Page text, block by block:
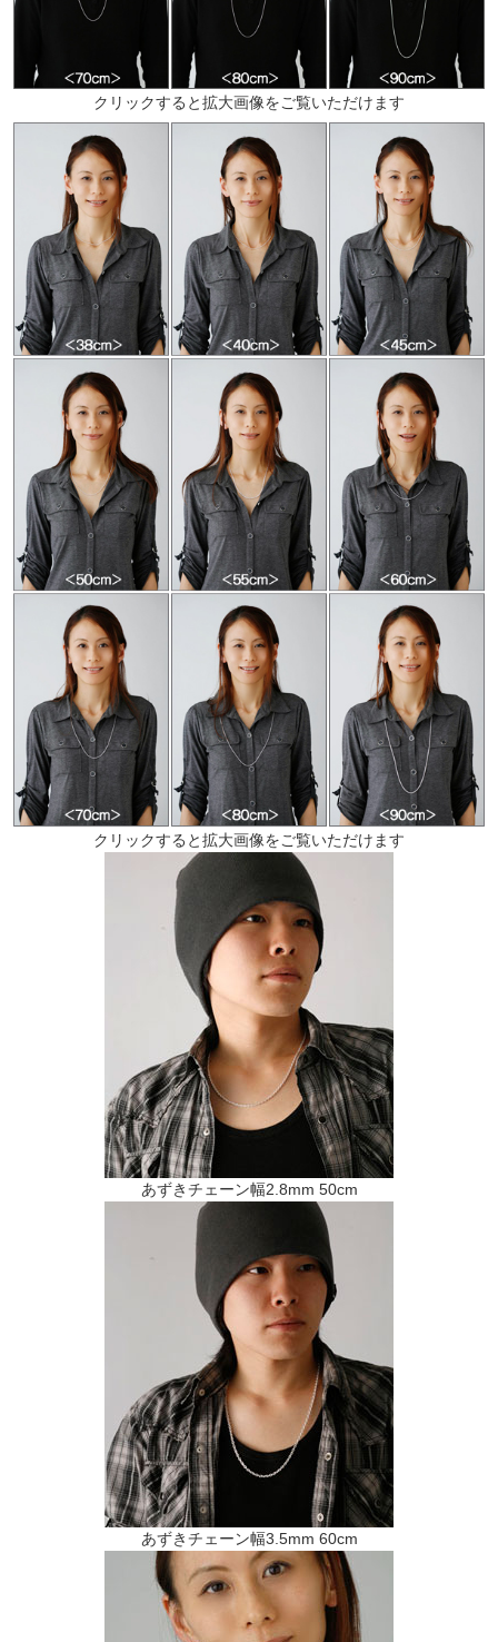
クリックすると拡大画像をご覧いただけます
クリックすると拡大画像をご覧いただけます
あずきチェーン幅2.8mm 50cm
あずきチェーン幅3.5mm 60cm